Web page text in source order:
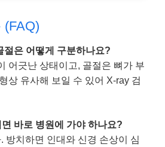
(FAQ)
절은 어떻게 구분하나요?
어긋난 상태이고, 골절은 뼈가 부
상 유사해 보일 수 있어 X-ray 검
바로 병원에 가야 하나요?
방치하면 인대와 신경 손상이 심